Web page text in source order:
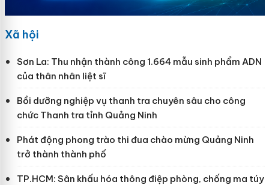
Xã hội
Sơn La: Thu nhận thành công 1.664 mẫu sinh phẩm ADN
của thân nhân liệt sĩ
Bồi dưỡng nghiệp vụ thanh tra chuyên sâu cho công
chức Thanh tra tỉnh Quảng Ninh
Phát động phong trào thi đua chào mừng Quảng Ninh
trở thành thành phố
TP.HCM: Sân khấu hóa thông điệp phòng, chống ma túy